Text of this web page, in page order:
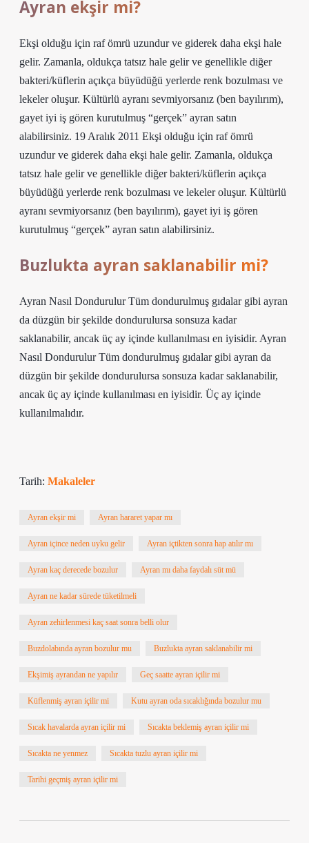
Ayran ekşir mi?
Ekşi olduğu için raf ömrü uzundur ve giderek daha ekşi hale
gelir. Zamanla, oldukça tatsız hale gelir ve genellikle diğer
bakteri/küflerin açıkça büyüdüğü yerlerde renk bozulması ve
lekeler oluşur. Kültürlü ayranı sevmiyorsanız (ben bayılırım),
gayet iyi iş gören kurutulmuş “gerçek” ayran satın
alabilirsiniz. 19 Aralık 2011 Ekşi olduğu için raf ömrü
uzundur ve giderek daha ekşi hale gelir. Zamanla, oldukça
tatsız hale gelir ve genellikle diğer bakteri/küflerin açıkça
büyüdüğü yerlerde renk bozulması ve lekeler oluşur. Kültürlü
ayranı sevmiyorsanız (ben bayılırım), gayet iyi iş gören
kurutulmuş “gerçek” ayran satın alabilirsiniz.
Buzlukta ayran saklanabilir mi?
Ayran Nasıl Dondurulur Tüm dondurulmuş gıdalar gibi ayran
da düzgün bir şekilde dondurulursa sonsuza kadar
saklanabilir, ancak üç ay içinde kullanılması en iyisidir. Ayran
Nasıl Dondurulur Tüm dondurulmuş gıdalar gibi ayran da
düzgün bir şekilde dondurulursa sonsuza kadar saklanabilir,
ancak üç ay içinde kullanılması en iyisidir. Üç ay içinde
kullanılmalıdır.
Tarih: Makaleler
Ayran ekşir mi Ayran hararet yapar mı
Ayran içince neden uyku gelir Ayran içtikten sonra hap atılır mı
Ayran kaç derecede bozulur Ayran mı daha faydalı süt mü
Ayran ne kadar sürede tüketilmeli
Ayran zehirlenmesi kaç saat sonra belli olur
Buzdolabında ayran bozulur mu Buzlukta ayran saklanabilir mi
Ekşimiş ayrandan ne yapılır Geç saatte ayran içilir mi
Küflenmiş ayran içilir mi Kutu ayran oda sıcaklığında bozulur mu
Sıcak havalarda ayran içilir mi Sıcakta beklemiş ayran içilir mi
Sıcakta ne yenmez Sıcakta tuzlu ayran içilir mi
Tarihi geçmiş ayran içilir mi